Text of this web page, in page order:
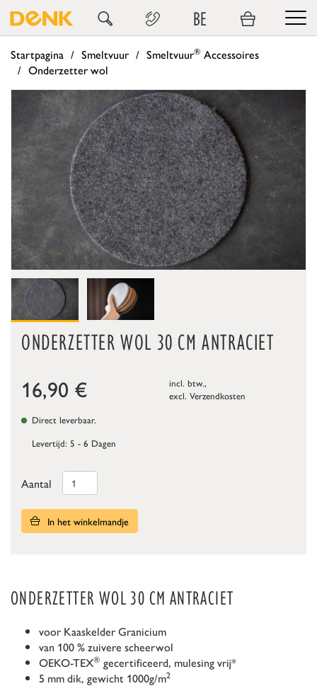
BE
Startpagina Smeltvuur Smeltvuur® Accessoires
Onderzetter wol
ONDERZETTER WOL 30 CM ANTRACIET
16,90 €
incl. btw.,
excl. Verzendkosten
Direct leverbaar.
Levertijd: 5 - 6 Dagen
Aantal
In het winkelmandje
ONDERZETTER WOL 30 CM ANTRACIET
voor Kaaskelder Granicium
van 100 % zuivere scheerwol
OEKO-TEX® gecertificeerd, mulesing vrij*
5 mm dik, gewicht 1000g/m2